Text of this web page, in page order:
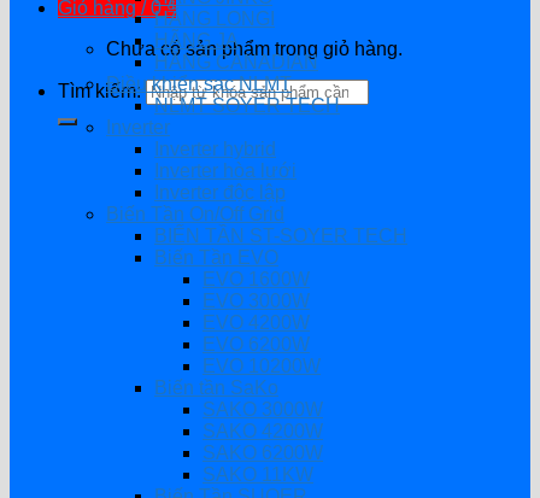
Giỏ hàng /0₫
Chưa có sản phẩm trong giỏ hàng.
Tìm kiếm:
HÃNG LONGI
HÃNG JA
HÃNG CANADIAN
Điều khiển sạc NLMT
NLMT SOYER TECH
Inverter
Inverter hybrid
Inverter hòa lưới
Inverter độc lập
Biến Tần On/Off Grid
BIẾN TẦN ST-SOYER TECH
Biến Tần EVO
EVO 1600W
EVO 3000W
EVO 4200W
EVO 6200W
EVO 10200W
Biến tần SaKo
SAKO 3000W
SAKO 4200W
SAKO 6200W
SAKO 11KW